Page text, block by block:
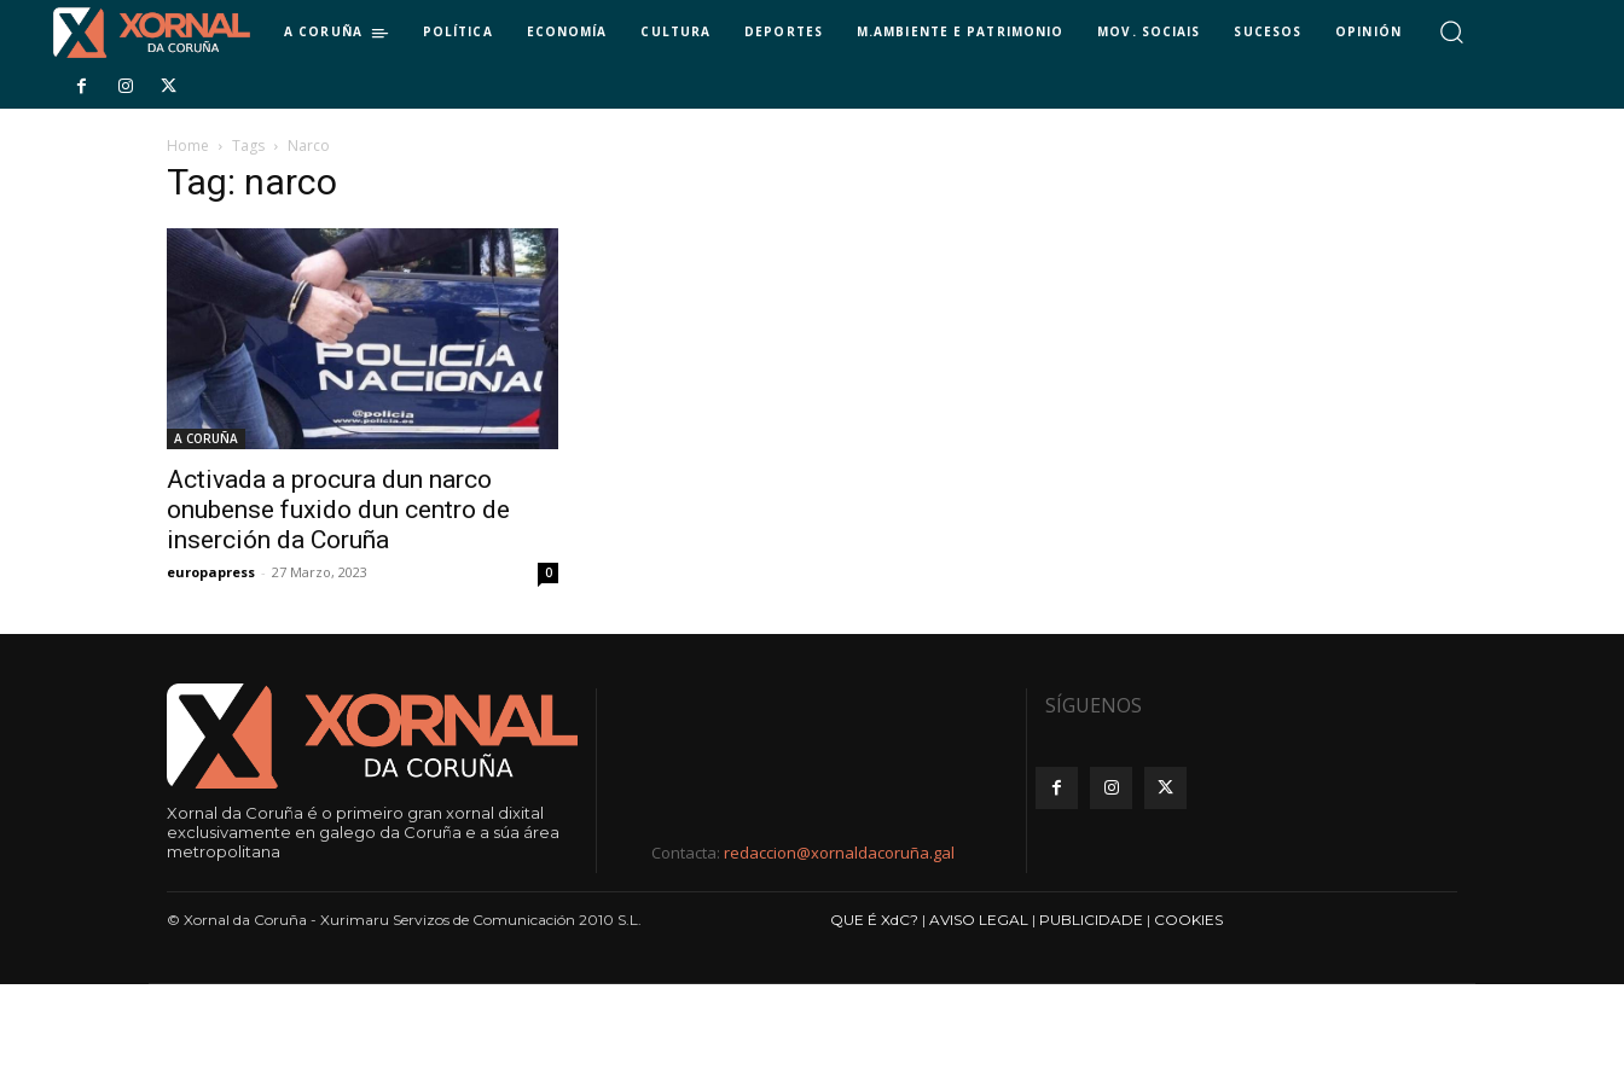
A CORUÑA POLÍTICA ECONOMÍA CULTURA DEPORTES M.AMBIENTE E PATRIMONIO MOV. SOCIAIS SUCESOS OPINIÓN
Home Tags Narco
Tag: narco
A CORUÑA
Activada a procura dun narco
onubense fuxido dun centro de
inserción da Coruña
europapress - 27 Marzo, 2023 0
Xornal da Coruña é o primeiro gran xornal dixital
exclusivamente en galego da Coruña e a súa área
metropolitana
Contacta: redaccion@xornaldacoruña.gal
SÍGUENOS
© Xornal da Coruña - Xurimaru Servizos de Comunicación 2010 S.L. QUE É XdC? | AVISO LEGAL | PUBLICIDADE | COOKIES